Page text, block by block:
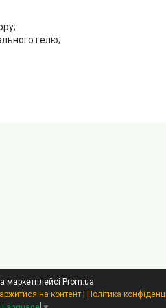
гелю;
маркетплейсі Prom.ua
на контент | Політика